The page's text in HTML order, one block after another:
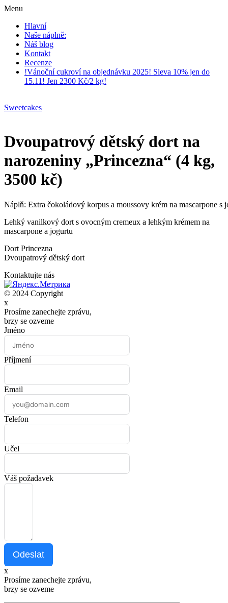
Menu
Hlavní
Naše náplně:
Náš blog
Kontakt
Recenze
!Vánoční cukroví na objednávku 2025! Sleva 10% jen do
15.11! Jen 2300 Kč/2 kg!
Sweetcakes
Dvoupatrový dětský dort na
narozeniny „Princezna“ (4 kg,
3500 kč)
Náplň: Extra čokoládový korpus a moussovy krém na mascarpone s
Lehký vanilkový dort s ovocným cremeux a lehkým krémem na
mascarpone a jogurtu
Dort Princezna
Dvoupatrový dětský dort
Kontaktujte nás
© 2024 Copyright
x
Prosíme zanechejte zprávu,
brzy se ozveme
Jméno
Příjmení
Email
Telefon
Učel
Váš požadavek
Odeslat
x
Prosíme zanechejte zprávu,
brzy se ozveme